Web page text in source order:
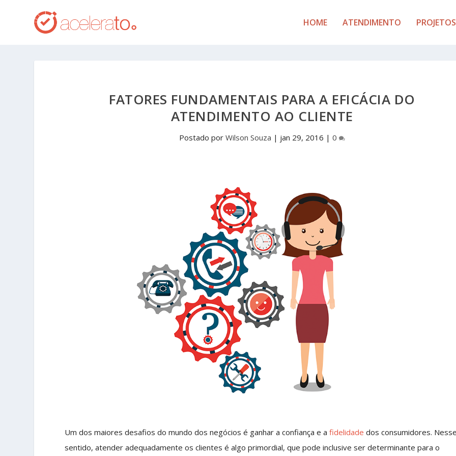
HOME ATENDIMENTO PROJETOS
FATORES FUNDAMENTAIS PARA A EFICÁCIA DO
ATENDIMENTO AO CLIENTE
Postado por Wilson Souza | jan 29, 2016 | 0
Um dos maiores desafios do mundo dos negócios é ganhar a confiança e afidelidade dos consumidores.
sentido, atender adequadamente os clientes é algo primordial, que pode inclusive ser determinante para o